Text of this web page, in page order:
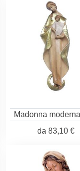
Madonna
da 83,10 €